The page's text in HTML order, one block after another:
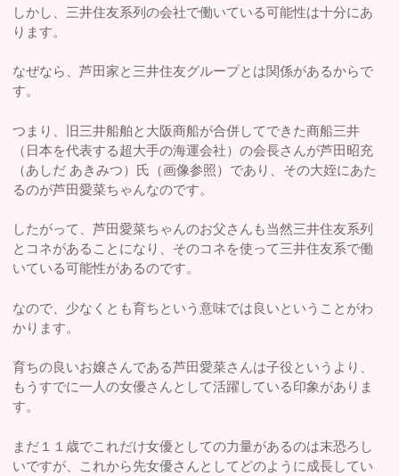
しかし、三井住友系列の会社で働いている可能性は十分にあ
ります。
なぜなら、芦田家と三井住友グループとは関係があるからで
す。
つまり、旧三井船舶と大阪商船が合併してできた商船三井
（日本を代表する超大手の海運会社）の会長さんが芦田昭充
（あしだ あきみつ）氏（画像参照）であり、その大姪にあた
るのが芦田愛菜ちゃんなのです。
したがって、芦田愛菜ちゃんのお父さんも当然三井住友系列
とコネがあることになり、そのコネを使って三井住友系で働
いている可能性があるのです。
なので、少なくとも育ちという意味では良いということがわ
かります。
育ちの良いお嬢さんである芦田愛菜さんは子役というより、
もうすでに一人の女優さんとして活躍している印象がありま
す。
まだ１１歳でこれだけ女優としての力量があるのは末恐ろし
いですが、これから先女優さんとしてどのように成長してい